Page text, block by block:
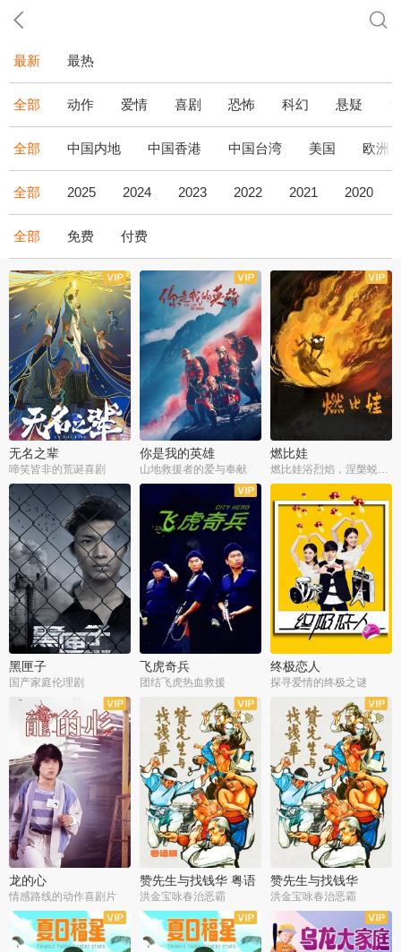
最新 最热
全部 动作 爱情 喜剧 恐怖 科幻 悬疑
全部 中国内地 中国香港 中国台湾 美国 欧洲
全部 2025 2024 2023 2022 2021 2020
全部 免费 付费
无名之辈
啼笑皆非的荒诞喜剧
你是我的英雄
山地救援者的爱与奉献
燃比娃
燃比娃浴烈焰，涅槃蜕变成人
黑匣子
国产家庭伦理剧
飞虎奇兵
团结飞虎热血救援
终极恋人
探寻爱情的终极之谜
龙的心
情感路线的动作喜剧片
赞先生与找钱华 粤语
版
洪金宝咏春治恶霸
赞先生与找钱华
洪金宝咏春治恶霸